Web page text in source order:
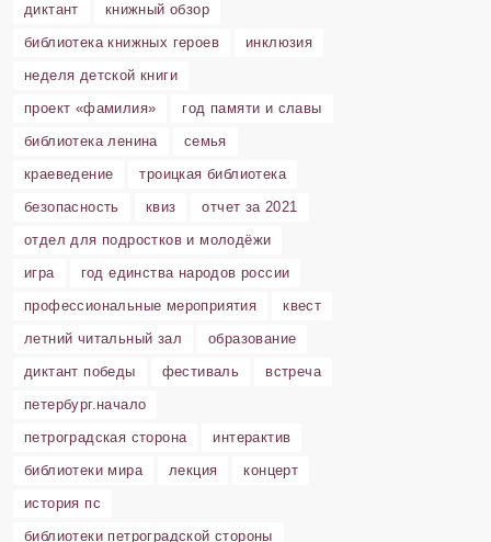
диктант
книжный обзор
библиотека книжных героев
инклюзия
неделя детской книги
проект «фамилия»
год памяти и славы
библиотека ленина
семья
краеведение
троицкая библиотека
безопасность
квиз
отчет за 2021
отдел для подростков и молодёжи
игра
год единства народов россии
профессиональные мероприятия
квест
летний читальный зал
образование
диктант победы
фестиваль
встреча
петербург.начало
петроградская сторона
интерактив
библиотеки мира
лекция
концерт
история пс
библиотеки петроградской стороны